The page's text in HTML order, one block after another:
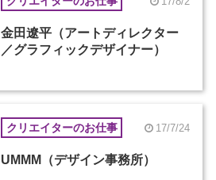
金田遼平（アートディレクター
／グラフィックデザイナー）
クリエイターのお仕事 17/7/24
UMMM（デザイン事務所）